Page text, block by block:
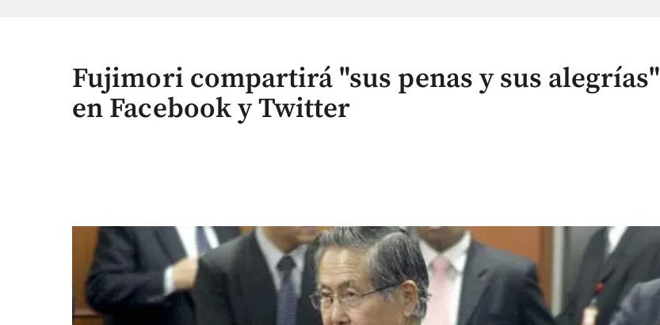
Fujimori compartirá "sus penas y sus alegrías"
en Facebook y Twitter